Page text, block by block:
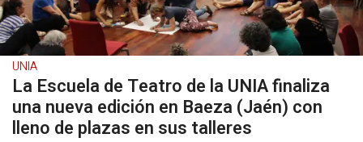
UNIA
La Escuela de Teatro de la UNIA finaliza
una nueva edición en Baeza (Jaén) con
lleno de plazas en sus talleres